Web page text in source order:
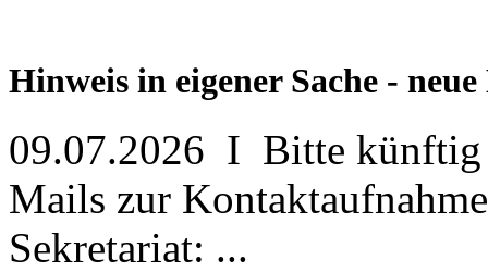
Hinweis in eigener Sache -
09.07.2026 I Bitte künftig
Mails zur
Sekretariat: ...